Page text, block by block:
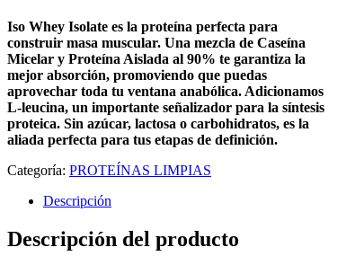
Iso Whey Isolate es la proteína perfecta para
construir masa muscular. Una mezcla de Caseína
Micelar y Proteína Aislada al 90% te garantiza la
mejor absorción, promoviendo que puedas
aprovechar toda tu ventana anabólica. Adicionamos
L-leucina, un importante señalizador para la síntesis
proteica. Sin azúcar, lactosa o carbohidratos, es la
aliada perfecta para tus etapas de definición.
Categoría: PROTEÍNAS LIMPIAS
Descripción
Descripción del producto